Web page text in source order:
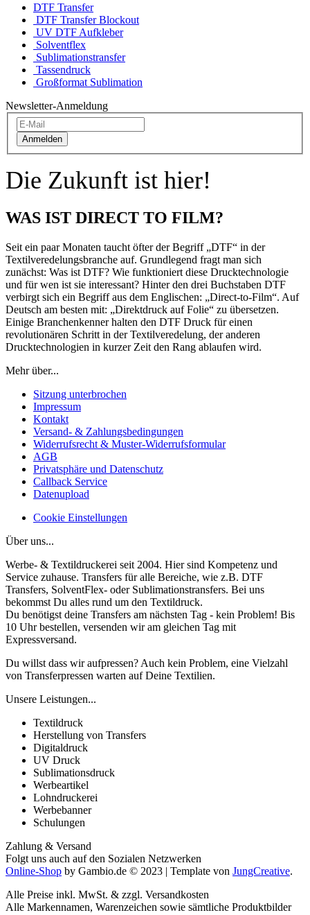
DTF Transfer
DTF Transfer Blockout
UV DTF Aufkleber
Solventflex
Sublimationstransfer
Tassendruck
Großformat Sublimation
Newsletter-Anmeldung
Anmelden
Die Zukunft ist hier!
WAS IST DIRECT TO FILM?
Seit ein paar Monaten taucht öfter der Begriff „DTF“ in der
Textilveredelungsbranche auf. Grundlegend fragt man sich
zunächst: Was ist DTF? Wie funktioniert diese Drucktechnologie
und für wen ist sie interessant? Hinter den drei Buchstaben DTF
verbirgt sich ein Begriff aus dem Englischen: „Direct-to-Film“. Auf
Deutsch am besten mit: „Direktdruck auf Folie“ zu übersetzen.
Einige Branchenkenner halten den DTF Druck für einen
revolutionären Schritt in der Textilveredelung, der anderen
Drucktechnologien in kurzer Zeit den Rang ablaufen wird.
Mehr über...
Sitzung unterbrochen
Impressum
Kontakt
Versand- & Zahlungsbedingungen
Widerrufsrecht & Muster-Widerrufsformular
AGB
Privatsphäre und Datenschutz
Callback Service
Datenupload
Cookie Einstellungen
Über uns...
Werbe- & Textildruckerei seit 2004. Hier sind Kompetenz und
Service zuhause. Transfers für alle Bereiche, wie z.B. DTF
Transfers, SolventFlex- oder Sublimationstransfers. Bei uns
bekommst Du alles rund um den Textildruck.
Du benötigst deine Transfers am nächsten Tag - kein Problem! Bis
10 Uhr bestellen, versenden wir am gleichen Tag mit
Expressversand.
Du willst dass wir aufpressen? Auch kein Problem, eine Vielzahl
von Transferpressen warten auf Deine Textilien.
Unsere Leistungen...
Textildruck
Herstellung von Transfers
Digitaldruck
UV Druck
Sublimationsdruck
Werbeartikel
Lohndruckerei
Werbebanner
Schulungen
Zahlung & Versand
Folgt uns auch auf den Sozialen Netzwerken
Online-Shop by Gambio.de © 2023 | Template von JungCreative.
Alle Preise inkl. MwSt. & zzgl. Versandkosten
Alle Markennamen, Warenzeichen sowie sämtliche Produktbilder